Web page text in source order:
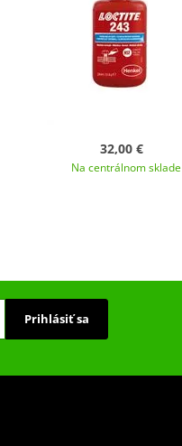
32,00 €
Na centrálnom sklade
Prihlásiť sa